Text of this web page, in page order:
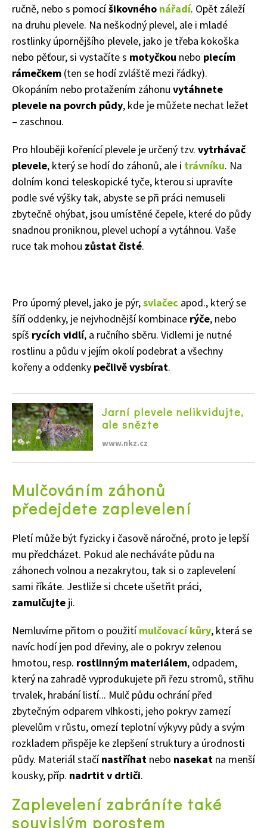
Naše krásná zahrada
ručně, nebo s pomocíšikovného nářadí. Opět záleží
na druhu plevele. Na neškodný plevel, ale i mladé
rostlinky úpornějšího plevele, jako je třeba kokoška
nebo pěťour, si vystačíte s motyčkou nebo plecím
rámečkem (ten se hodí zvláště mezi řádky).
Okopáním nebo protažením záhonu vytáhnete
plevele na povrch půdy, kde je můžete nechat ležet
– zaschnou.
Pro hlouběji kořenící plevele je určený tzv. vytrhávač
plevele, který se hodí do záhonů, ale i trávníku. Na
dolním konci teleskopické tyče, kterou si upravíte
podle své výšky tak, abyste se při práci nemuseli
zbytečně ohýbat, jsou umístěné čepele, které do půdy
snadnou proniknou, plevel uchopí a vytáhnou. Vaše
ruce tak mohou zůstat čisté.
Pro úporný plevel, jako je pýr,svlačec apod., který se
šíří oddenky, je nejvhodnější kombinace rýče, nebo
spíš rycích vidlí, a ručního sběru. Vidlemi je nutné
rostlinu a půdu v jejím okolí podebrat a všechny
kořeny a oddenky pečlivě vysbírat.
Jarní plevele nelikvidujte,
ale snězte
www.nkz.cz
Mulčováním záhonů
předejdete zaplevelení
Pletí může být fyzicky i časově náročné, proto je lepší
mu předcházet. Pokud ale necháváte půdu na
záhonech volnou a nezakrytou, tak si o zaplevelení
sami říkáte. Jestliže si chcete ušetřit práci,
zamulčujte ji.
Nemluvíme přitom o použitímulčovací kůry, která se
navíc hodí jen pod dřeviny, ale o pokryv zelenou
hmotou, resp. rostlinným materiálem, odpadem,
který na zahradě vyprodukujete při řezu stromů, střihu
trvalek, hrabání listí... Mulč půdu ochrání před
zbytečným odparem vlhkosti, jeho pokryv zamezí
plevelům v růstu, omezí teplotní výkyvy půdy a svým
rozkladem přispěje ke zlepšení struktury a úrodnosti
půdy. Materiál stačínastříhat nebo nasekat na menší
kousky, příp. nadrtit v drtiči.
Zaplevelení zabráníte také
souvislým porostem